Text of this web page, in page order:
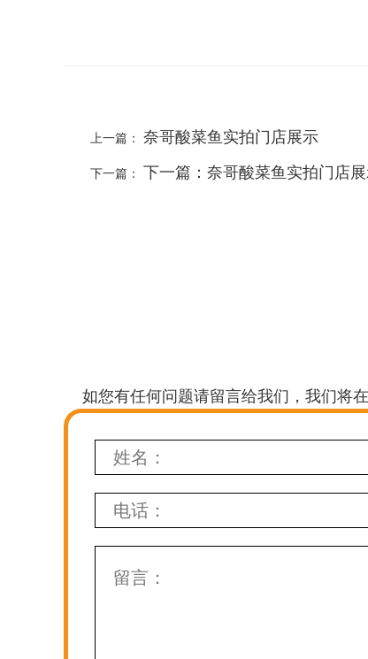
上一篇： 奈哥酸菜鱼实拍门店展示
下一篇： 下一篇：奈哥酸菜鱼实拍门店
如您有任何问题请留言给我们，我们将